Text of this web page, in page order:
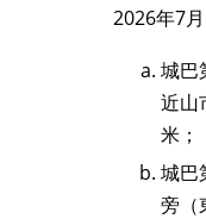
2026年7
城巴
近山
米；
城巴
旁（